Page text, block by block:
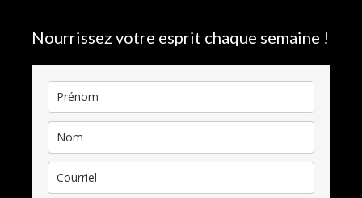
Nourrissez votre esprit chaque semaine !